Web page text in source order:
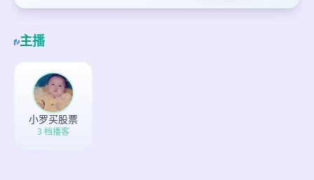
主播
小罗买股票
3 档播客
最长200字